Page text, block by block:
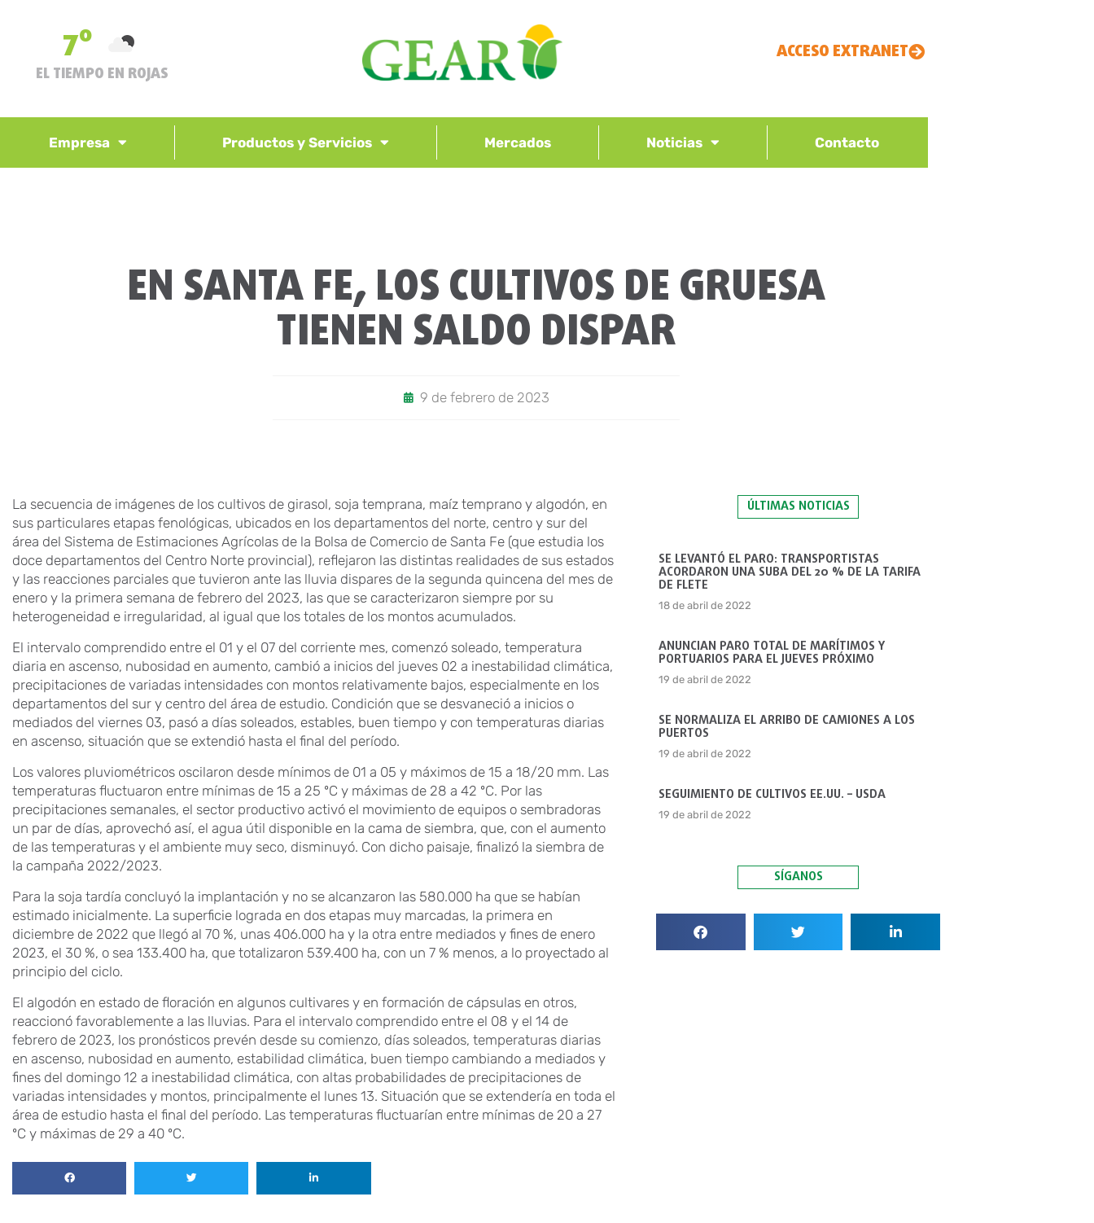
7º
EL TIEMPO EN ROJAS
ACCESO EXTRANET
Empresa Productos y Servicios Mercados Noticias Contacto
EN SANTA FE, LOS CULTIVOS DE GRUESA
TIENEN SALDO DISPAR
9 de febrero de 2023
La secuencia de imágenes de los cultivos de girasol, soja temprana, maíz temprano y algodón, en
sus particulares etapas fenológicas, ubicados en los departamentos del norte, centro y sur del
área del Sistema de Estimaciones Agrícolas de la Bolsa de Comercio de Santa Fe (que estudia los
doce departamentos del Centro Norte provincial), reflejaron las distintas realidades de sus estados
y las reacciones parciales que tuvieron ante las lluvia dispares de la segunda quincena del mes de
enero y la primera semana de febrero del 2023, las que se caracterizaron siempre por su
heterogeneidad e irregularidad, al igual que los totales de los montos acumulados.
El intervalo comprendido entre el 01 y el 07 del corriente mes, comenzó soleado, temperatura
diaria en ascenso, nubosidad en aumento, cambió a inicios del jueves 02 a inestabilidad climática,
precipitaciones de variadas intensidades con montos relativamente bajos, especialmente en los
departamentos del sur y centro del área de estudio. Condición que se desvaneció a inicios o
mediados del viernes 03, pasó a días soleados, estables, buen tiempo y con temperaturas diarias
en ascenso, situación que se extendió hasta el final del período.
Los valores pluviométricos oscilaron desde mínimos de 01 a 05 y máximos de 15 a 18/20 mm. Las
temperaturas fluctuaron entre mínimas de 15 a 25 ºC y máximas de 28 a 42 ºC. Por las
precipitaciones semanales, el sector productivo activó el movimiento de equipos o sembradoras
un par de días, aprovechó así, el agua útil disponible en la cama de siembra, que, con el aumento
de las temperaturas y el ambiente muy seco, disminuyó. Con dicho paisaje, finalizó la siembra de
la campaña 2022/2023.
Para la soja tardía concluyó la implantación y no se alcanzaron las 580.000 ha que se habían
estimado inicialmente. La superficie lograda en dos etapas muy marcadas, la primera en
diciembre de 2022 que llegó al 70 %, unas 406.000 ha y la otra entre mediados y fines de enero
2023, el 30 %, o sea 133.400 ha, que totalizaron 539.400 ha, con un 7 % menos, a lo proyectado al
principio del ciclo.
El algodón en estado de floración en algunos cultivares y en formación de cápsulas en otros,
reaccionó favorablemente a las lluvias. Para el intervalo comprendido entre el 08 y el 14 de
febrero de 2023, los pronósticos prevén desde su comienzo, días soleados, temperaturas diarias
en ascenso, nubosidad en aumento, estabilidad climática, buen tiempo cambiando a mediados y
fines del domingo 12 a inestabilidad climática, con altas probabilidades de precipitaciones de
variadas intensidades y montos, principalmente el lunes 13. Situación que se extendería en toda el
área de estudio hasta el final del período. Las temperaturas fluctuarían entre mínimas de 20 a 27
ºC y máximas de 29 a 40 ºC.
ÚLTIMAS NOTICIAS
SE LEVANTÓ EL PARO: TRANSPORTISTAS
ACORDARON UNA SUBA DEL 20 % DE LA TARIFA
DE FLETE
18 de abril de 2022
ANUNCIAN PARO TOTAL DE MARÍTIMOS Y
PORTUARIOS PARA EL JUEVES PRÓXIMO
19 de abril de 2022
SE NORMALIZA EL ARRIBO DE CAMIONES A LOS
PUERTOS
19 de abril de 2022
SEGUIMIENTO DE CULTIVOS EE.UU. – USDA
19 de abril de 2022
SÍGANOS